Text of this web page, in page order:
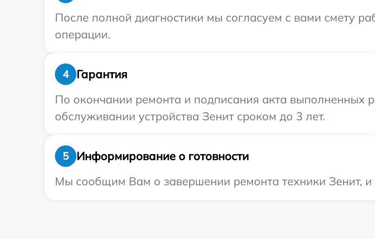
После полной диагностики мы согласуем с вами смету
операции.
4
Гарантия
По окончании ремонта и подписания акта выполненных
обслуживании устройства Зенит сроком до 3 лет.
5
Информирование о готовности
Мы сообщим Вам о завершении ремонта техники Зенит,